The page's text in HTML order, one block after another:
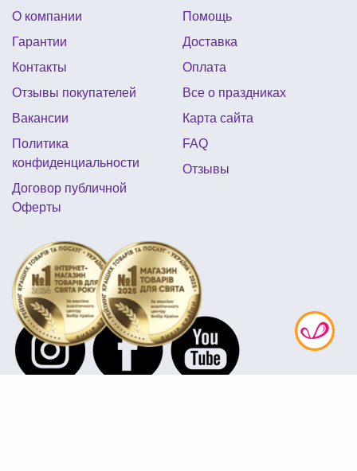
О компании
Гарантии
Контакты
Отзывы покупателей
Вакансии
Политика
конфиденциальности
Договор публичной
Оферты
Помощь
Доставка
Оплата
Все о праздниках
Карта сайта
FAQ
Отзывы